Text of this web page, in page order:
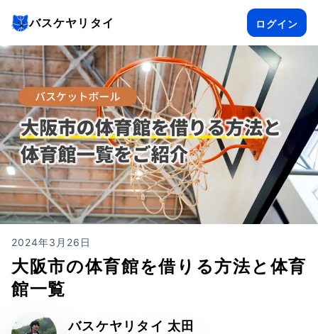
バスケヤリタイ ログイン
2024年3月26日
大阪市の体育館を借りる方法と体育
館一覧
バスケヤリタイ 太田